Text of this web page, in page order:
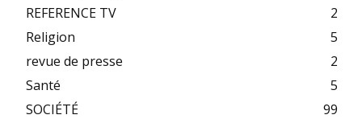
REFERENCE TV
2
Religion
5
revue de presse
2
Santé
5
SOCIÉTÉ
99